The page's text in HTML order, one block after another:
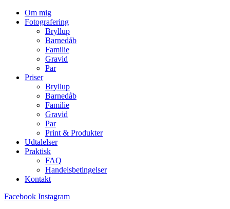
Om mig
Fotografering
Bryllup
Barnedåb
Familie
Gravid
Par
Priser
Bryllup
Barnedåb
Familie
Gravid
Par
Print & Produkter
Udtalelser
Praktisk
FAQ
Handelsbetingelser
Kontakt
Facebook Instagram